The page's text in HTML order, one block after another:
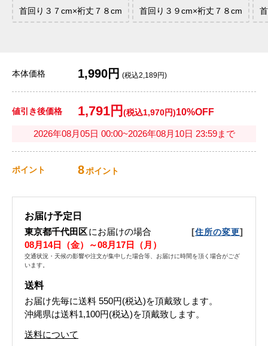
首回り３７cm×裄丈７８cm 首回り３９cm×裄丈７８cm
本体価格 1,990円 (税込2,189円)
値引き後価格 1,791円 (税込1,970円)10%OFF
2026年08月05日 00:00~2026年08月10日 23:59まで
ポイント 8ポイント
お届け予定日
東京都千代田区にお届けの場合 [住所の変更]
08月14日（金）～08月17日（月）
交通状況・天候の影響や注文が集中した場合等、お届けに時間を頂く場合がござ
います。
送料
お届け先毎に送料 550円(税込)を頂戴致します。
沖縄県は送料1,100円(税込)を頂戴致します。
送料について